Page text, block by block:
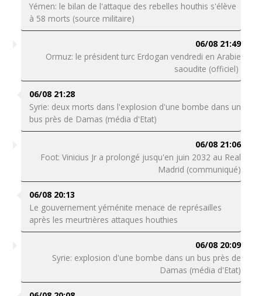
Yémen: le bilan de l'attaque des rebelles houthis s'élève
à 58 morts (source militaire)
06/08 21:49
Ormuz: le président turc Erdogan vendredi en Arabie
saoudite (officiel)
06/08 21:28
Syrie: deux morts dans l'explosion d'une bombe dans un
bus près de Damas (média d'Etat)
06/08 21:06
Foot: Vinicius Jr a prolongé jusqu'en juin 2032 au Real
Madrid (communiqué)
06/08 20:13
Le gouvernement yéménite menace de représailles
après les meurtrières attaques houthies
06/08 20:09
Syrie: explosion d'une bombe dans un bus près de
Damas (média d'Etat)